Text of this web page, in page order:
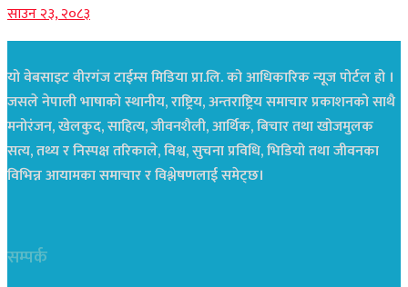
साउन २३, २०८३
यो वेबसाइट वीरगंज टाईम्स मिडिया प्रा.लि. को आधिकारिक न्यूज पोर्टल हो ।
जसले नेपाली भाषाको स्थानीय, राष्ट्रिय, अन्तराष्ट्रिय समाचार प्रकाशनको साथै
मनोरंजन, खेलकुद, साहित्य, जीवनशैली, आर्थिक, बिचार तथा खोजमुलक
सत्य, तथ्य र निस्पक्ष तरिकाले, विश्व, सुचना प्रविधि, भिडियो तथा जीवनका
विभिन्न आयामका समाचार र विश्लेषणलाई समेट्छ।
सम्पर्क